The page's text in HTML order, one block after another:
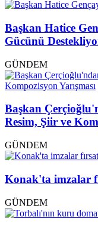
Başkan Hatice
Gücünü
GÜNDEM
Başkan
Resim, Şiir ve
GÜNDEM
Konak'ta imzalar
GÜNDEM